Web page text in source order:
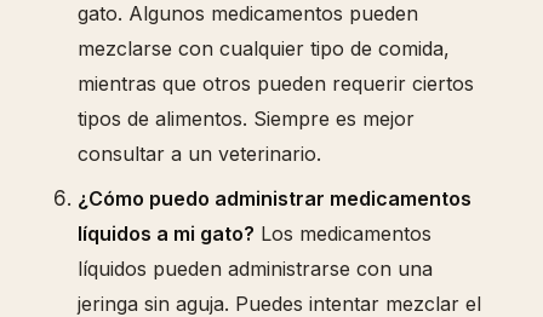
gato. Algunos medicamentos pueden
mezclarse con cualquier tipo de comida,
mientras que otros pueden requerir ciertos
tipos de alimentos. Siempre es mejor
consultar a un veterinario.
¿Cómo puedo administrar medicamentos
líquidos a mi gato? Los medicamentos
líquidos pueden administrarse con una
jeringa sin aguja. Puedes intentar mezclar el